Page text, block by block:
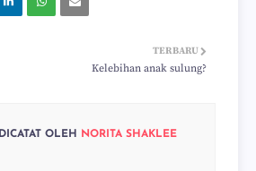
TERBARU
Kelebihan anak sulung?
DICATAT OLEH NORITA SHAKLEE